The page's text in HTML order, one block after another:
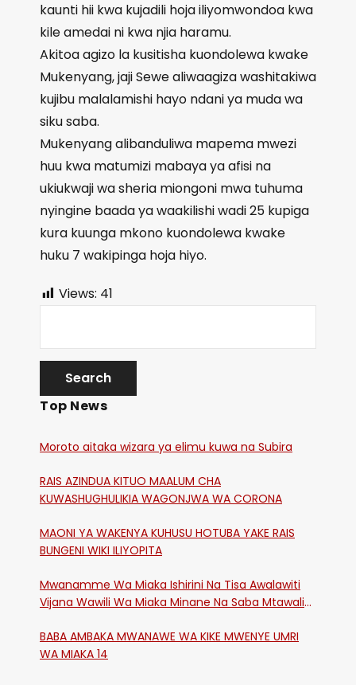
kaunti hii kwa kujadili hoja iliyomwondoa kwa
kile amedai ni kwa njia haramu.
Akitoa agizo la kusitisha kuondolewa kwake
Mukenyang, jaji Sewe aliwaagiza washitakiwa
kujibu malalamishi hayo ndani ya muda wa
siku saba.
Mukenyang alibanduliwa mapema mwezi
huu kwa matumizi mabaya ya afisi na
ukiukwaji wa sheria miongoni mwa tuhuma
nyingine baada ya waakilishi wadi 25 kupiga
kura kuunga mkono kuondolewa kwake
huku 7 wakipinga hoja hiyo.
Views: 41
Top News
Moroto aitaka wizara ya elimu kuwa na Subira
RAIS AZINDUA KITUO MAALUM CHA
KUWASHUGHULIKIA WAGONJWA WA CORONA
MAONI YA WAKENYA KUHUSU HOTUBA YAKE RAIS
BUNGENI WIKI ILIYOPITA
Mwanamme Wa Miaka Ishirini Na Tisa Awalawiti
Vijana Wawili Wa Miaka Minane Na Saba Mtawalia
BABA AMBAKA MWANAWE WA KIKE MWENYE UMRI
WA MIAKA 14